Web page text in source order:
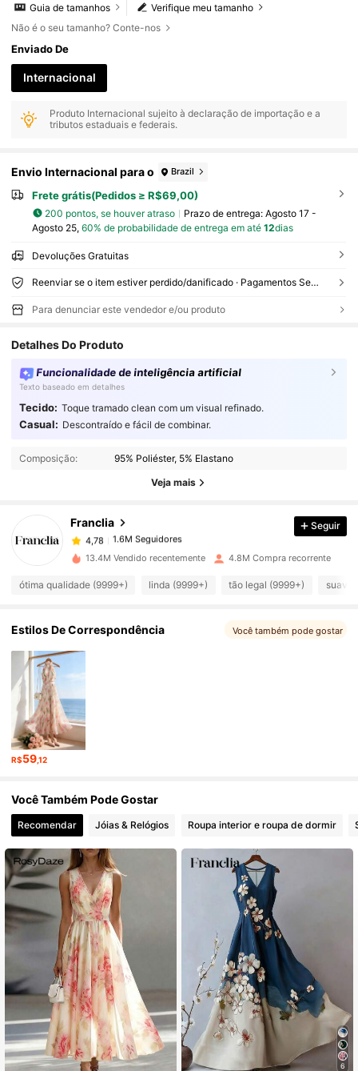
Verifique meu tamanho
Guia de tamanhos
Não é o seu tamanho? Conte-nos
Enviado De
Internacional
Produto Internacional sujeito à declaração de importação e a
tributos estaduais e federais.
Envio Internacional para o Brazil
Frete grátis(Pedidos ≥ R$69,00)
200 pontos, se houver atraso Prazo de entrega: Agosto 17 -
Agosto 25, 60% de probabilidade de entrega em até 12dias
Devoluções Gratuitas
Reenviar se o item estiver perdido/danificado · Pagamentos Seguros · Proteção de privacidade
Para denunciar este vendedor e/ou produto
Detalhes Do Produto
Funcionalidade de inteligência artificial
Texto baseado em detalhes
Tecido: Toque tramado clean com um visual refinado.
Casual: Descontraído e fácil de combinar.
Composição: 95% Poliéster, 5% Elastano
Veja mais
Franclia
1.6M Seguidores
n***7 pago1 dia atrás
4,78 1.6M Seguidores
4,78 1.6M Seguidores
4,78 1.6M Seguidores
4,78 1.6M Seguidores
4,78 1.6M Seguidores
Seguir
13.4M Vendido recentemente 4.8M Compra recorrente
ótima qualidade (9999+) linda (9999+) tão legal (9999+) suave
Estilos De Correspondência Você também pode gostar
R$59,12
Você Também Pode Gostar
Recomendar Jóias & Relógios Roupa interior e roupa de dormir
6